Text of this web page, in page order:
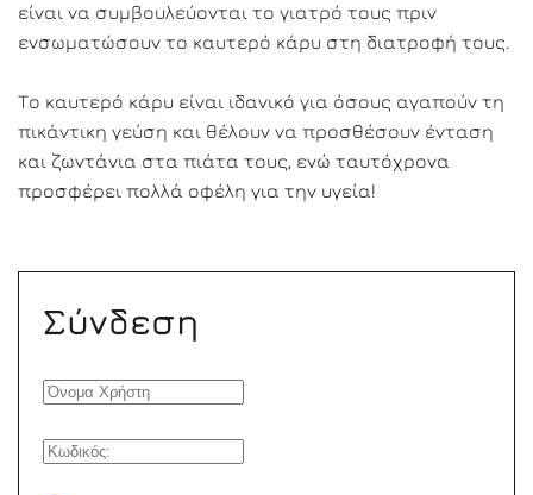
είναι να συμβουλεύονται το γιατρό τους πριν
ενσωματώσουν το καυτερό κάρυ στη διατροφή τους.
Το καυτερό κάρυ είναι ιδανικό για όσους αγαπούν τη
πικάντικη γεύση και θέλουν να προσθέσουν ένταση
και ζωντάνια στα πιάτα τους, ενώ ταυτόχρονα
προσφέρει πολλά οφέλη για την υγεία!
Σύνδεση